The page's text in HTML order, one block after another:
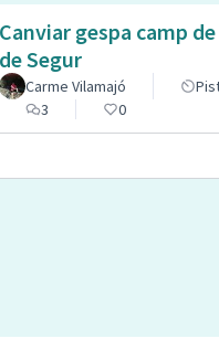
Canviar gespa camp
de Segur
Carme Vilamajó
3
0